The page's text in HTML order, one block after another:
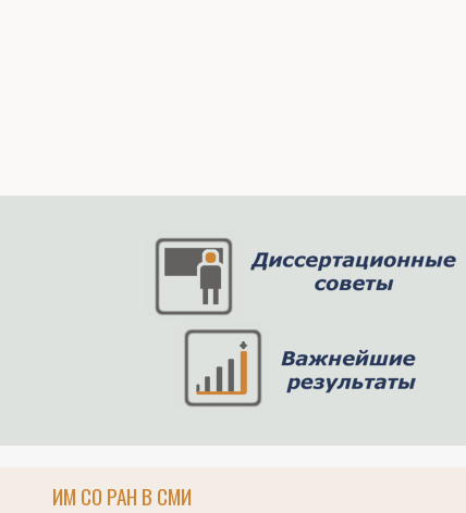
ИМ СО РАН В СМИ